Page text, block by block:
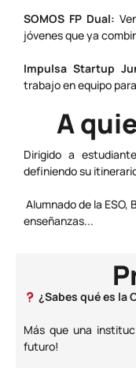
SOMOS FP Dual:
jóvenes que ya
Impulsa Startup
trabajo en equipo
A
Dirigido a
definiendo su
Alumnado de la
enseñanzas...
¿Sabes qué es la
Más que una
futuro!